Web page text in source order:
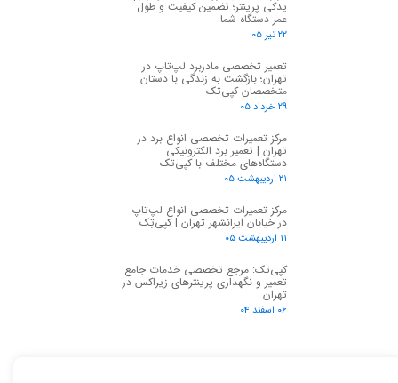
یدکی پرینتر؛ تضمین کیفیت و طول
عمر دستگاه شما
۲۲ تیر ۰۵
تعمیر تخصصی مادربرد لپ‌تاپ در
تهران؛ بازگشت به زندگی با دستان
متخصصان کپی‌تک
۲۹ خرداد ۰۵
مرکز تعمیرات تخصصی انواع برد در
تهران | تعمیر برد الکترونیکی
دستگاه‌های مختلف با کپی‌تک
۲۱ اردیبهشت ۰۵
مرکز تعمیرات تخصصی انواع لپ‌تاپ
در خیابان ایرانشهر تهران | کپی‌تِک
۱۱ اردیبهشت ۰۵
کپی‌تک: مرجع تخصصی خدمات جامع
تعمیر و نگهداری پرینترهای زیراکس در
تهران
۰۶ اسفند ۰۴